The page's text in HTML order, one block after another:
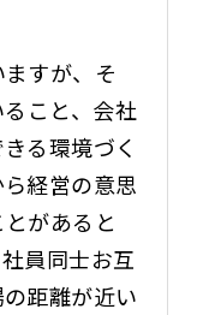
すが、そ
こと、会社
る環境づく
経営の意思
があると
員同士お互
距離が近い